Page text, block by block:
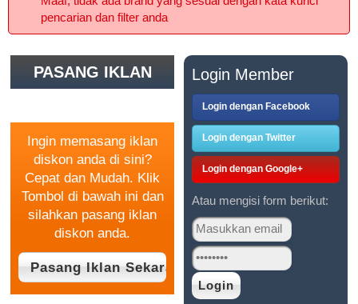
pencarian dan filter anda
PASANG IKLAN
Ingin memasang iklan
diskon anda di sini?
Cepat dan Mudah. Klik
Tombol di bawah ini dan
silahkan pasang iklan
diskon anda.
Login Member
Login dengan Facebook
Login dengan Twitter
Login dengan Google+
Atau mengisi form berikut: